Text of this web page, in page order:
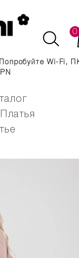
0
Wi-Fi,
платья